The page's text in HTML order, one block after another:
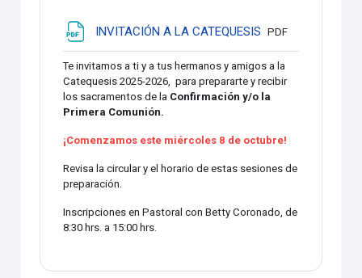
INVITACIÓN A LA CATEQUESIS Archivo
PDF
Te invitamos a ti y a tus hermanos y amigos a la
Catequesis 2025-2026, para prepararte y recibir
los sacramentos de la Confirmación y/o la
Primera Comunión.
¡Comenzamos este miércoles 8 de octubre!
Revisa la circular y el horario de estas sesiones de
preparación.
Inscripciones en Pastoral con Betty Coronado, de
8:30 hrs. a 15:00 hrs.